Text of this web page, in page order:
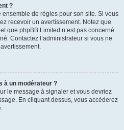
?
de règles pour son site. Si vous
recevoir un avertissement. Notez que
que phpBB Limited n’est pas concerné
Contactez l’administrateur si vous ne
à un modérateur ?
le message à signaler et vous devriez
En cliquant dessus, vous accéderez